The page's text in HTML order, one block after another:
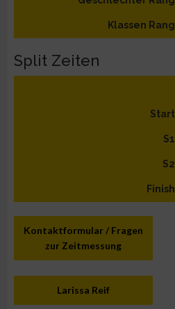
Klassen Rang
Split Zeiten
Start
S1
S2
Finish
Kontaktformular / Fragen
zur Zeitmessung
Larissa Reif